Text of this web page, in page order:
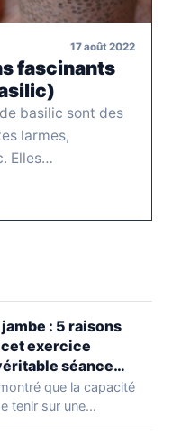
17 août 2022
fascinants
basilic sont des
larmes,
Elles…
: 5 raisons
exercice
séance
que la capacité
tenir sur une…